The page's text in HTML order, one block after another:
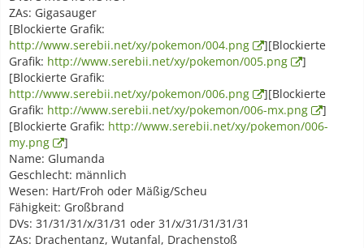
ZAs: Gigasauger
[Blockierte Grafik:
http://www.serebii.net/xy/pokemon/004.png
][Blockierte
Grafik: http://www.serebii.net/xy/pokemon/005.png
]
[Blockierte Grafik:
http://www.serebii.net/xy/pokemon/006.png
][Blockierte
Grafik: http://www.serebii.net/xy/pokemon/006-mx.png
]
[Blockierte Grafik: http://www.serebii.net/xy/pokemon/006-
my.png
]
Name: Glumanda
Geschlecht: männlich
Wesen: Hart/Froh oder Mäßig/Scheu
Fähigkeit: Großbrand
DVs: 31/31/31/x/31/31 oder 31/x/31/31/31/31
ZAs: Drachentanz, Wutanfal, Drachenstoß